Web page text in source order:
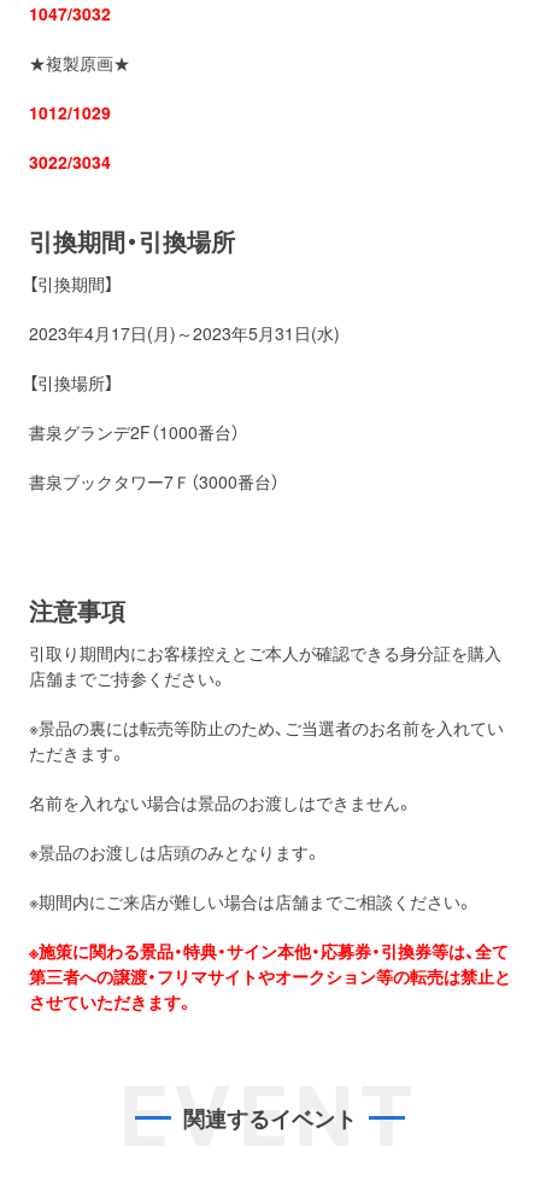
1047/3032
★複製原画★
1012/1029
3022/3034
引換期間・引換場所
【引換期間】
2023年4月17日(月)～2023年5月31日(水)
【引換場所】
書泉グランデ2F（1000番台）
書泉ブックタワー7Ｆ（3000番台）
注意事項
引取り期間内にお客様控えとご本人が確認できる身分証を購入
店舗までご持参ください。
※景品の裏には転売等防止のため、ご当選者のお名前を入れてい
ただきます。
名前を入れない場合は景品のお渡しはできません。
※景品のお渡しは店頭のみとなります。
※期間内にご来店が難しい場合は店舗までご相談ください。
※施策に関わる景品・特典・サイン本他・応募券・引換券等は、全て
第三者への譲渡・フリマサイトやオークション等の転売は禁止と
させていただきます。
EVENT
関連するイベント